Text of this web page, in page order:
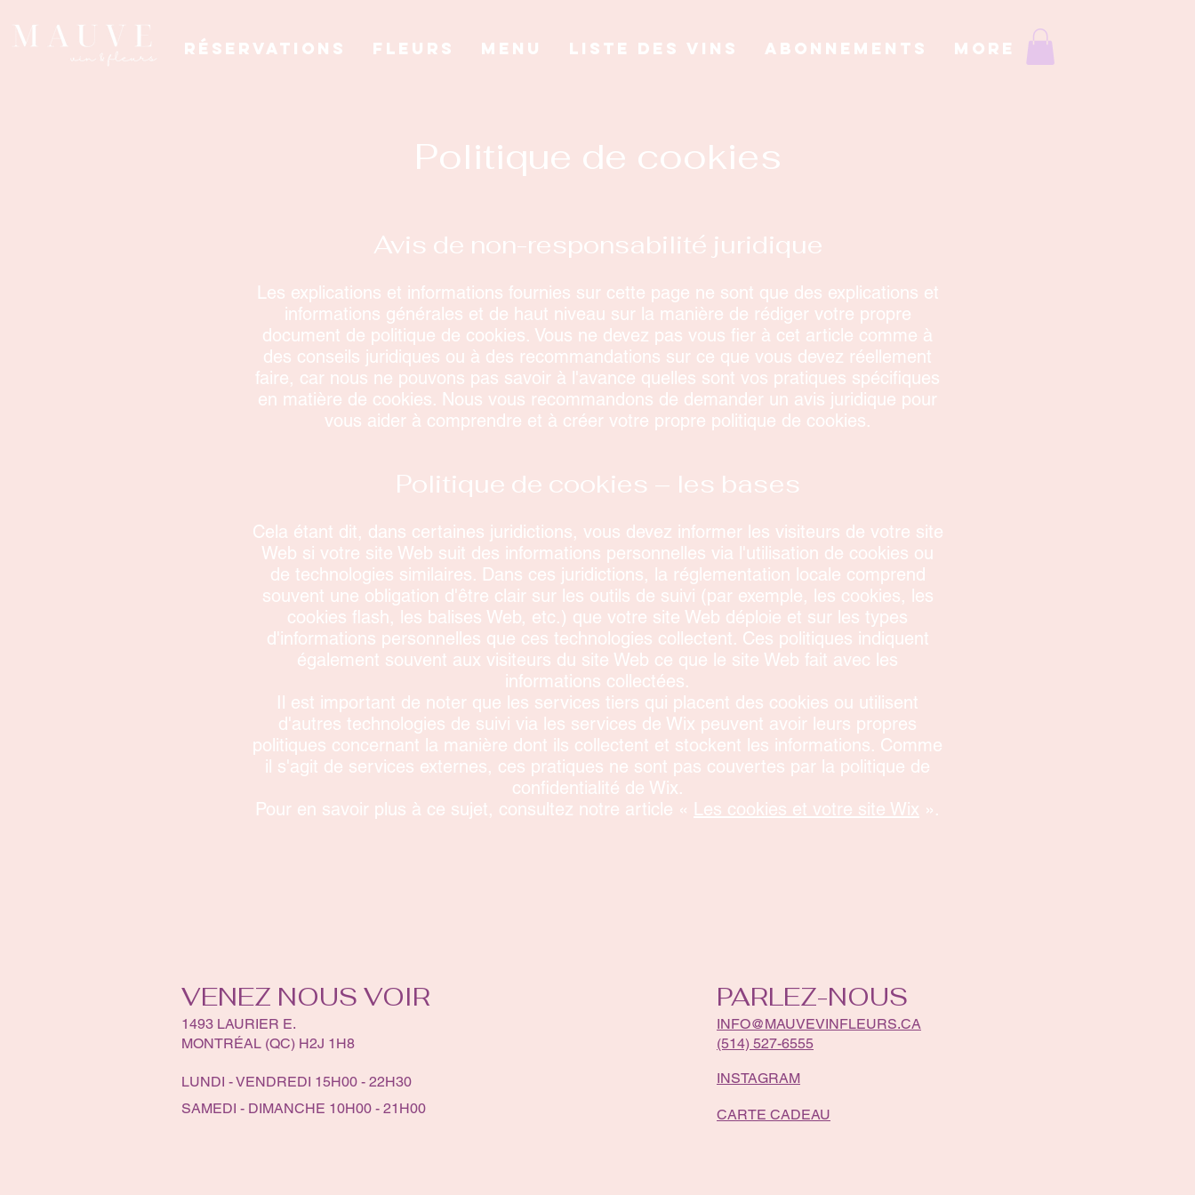
Réservations FLEURS MENU LISTE DES VINS ABONNEMENTS More
Politique de cookies
Avis de non-responsabilité juridique
Les explications et informations fournies sur cette page ne sont que des explications et
informations générales et de haut niveau sur la manière de rédiger votre propre
document de politique de cookies. Vous ne devez pas vous fier à cet article comme à
des conseils juridiques ou à des recommandations sur ce que vous devez réellement
faire, car nous ne pouvons pas savoir à l'avance quelles sont vos pratiques spécifiques
en matière de cookies. Nous vous recommandons de demander un avis juridique pour
vous aider à comprendre et à créer votre propre politique de cookies.
Politique de cookies – les bases
Cela étant dit, dans certaines juridictions, vous devez informer les visiteurs de votre site
Web si votre site Web suit des informations personnelles via l'utilisation de cookies ou
de technologies similaires. Dans ces juridictions, la réglementation locale comprend
souvent une obligation d'être clair sur les outils de suivi (par exemple, les cookies, les
cookies flash, les balises Web, etc.) que votre site Web déploie et sur les types
d'informations personnelles que ces technologies collectent. Ces politiques indiquent
également souvent aux visiteurs du site Web ce que le site Web fait avec les
informations collectées.
Il est important de noter que les services tiers qui placent des cookies ou utilisent
d'autres technologies de suivi via les services de Wix peuvent avoir leurs propres
politiques concernant la manière dont ils collectent et stockent les informations. Comme
il s'agit de services externes, ces pratiques ne sont pas couvertes par la politique de
confidentialité de Wix.
Pour en savoir plus à ce sujet, consultez notre article « Les cookies et votre site Wix ».
VENEZ NOUS VOIR
1493 LAURIER E.
MONTRÉAL (QC) H2J 1H8
LUNDI - VENDREDI 15H00 - 22H30
SAMEDI - DIMANCHE 10H00 - 21H00
PARLEZ-NOUS
INFO@MAUVEVINFLEURS.CA
(514) 527-6555
INSTAGRAM
CARTE CADEAU